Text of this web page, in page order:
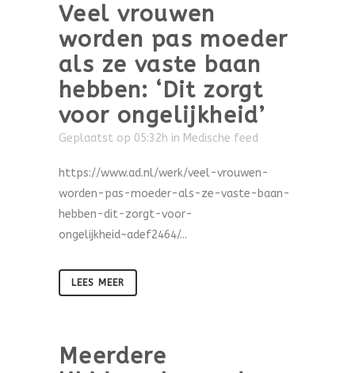
Veel vrouwen
worden pas moeder
als ze vaste baan
hebben: ‘Dit zorgt
voor ongelijkheid’
Geplaatst op 05:32h in Medische feed
https://www.ad.nl/werk/veel-vrouwen-
worden-pas-moeder-als-ze-vaste-baan-
hebben-dit-zorgt-voor-
ongelijkheid~adef2464/...
LEES MEER
Meerdere